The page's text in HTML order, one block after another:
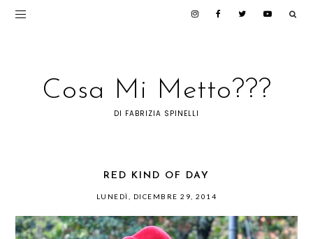
Cosa Mi Metto???
DI FABRIZIA SPINELLI
RED KIND OF DAY
LUNEDÌ, DICEMBRE 29, 2014